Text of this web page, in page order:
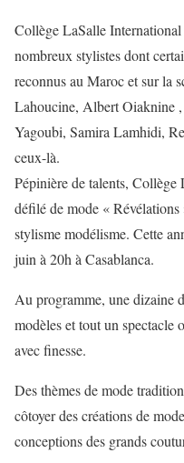
Collège LaSalle
nombreux stylistes dont
reconnus au Maroc et sur la
Lahoucine, Albert Oiaknine
Yagoubi, Samira Lamhidi,
ceux-là.
Pépinière de talents, Collège
défilé de mode «
stylisme modélisme. Cette
juin à 20h à Casablanca.
Au programme, une dizaine
modèles et tout un spectacle
avec finesse.
Des thèmes de mode
côtoyer des créations de
conceptions des grands